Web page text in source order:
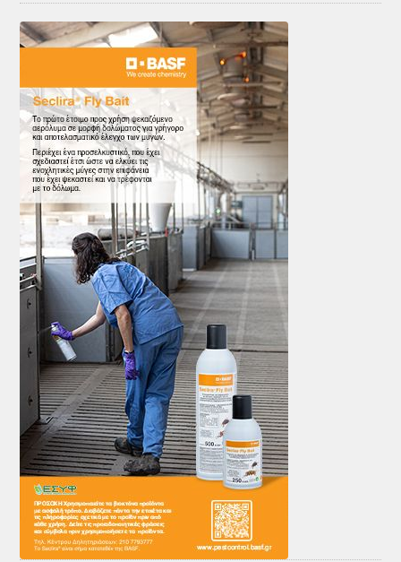
ΕΥΡΩΠΑΪΚΗ ΝΟΜΟΘΕΣΙΑ
Profile
ΑΡΧΕΙΟ ΤΕΥΧΩΝ
ΣΥΝΕΔΡΙΟ ΚΡΕΑΤΟΣ